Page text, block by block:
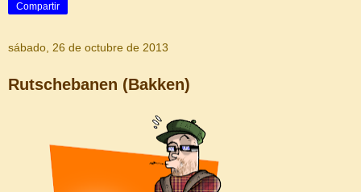
Compartir
sábado, 26 de octubre de 2013
Rutschebanen (Bakken)